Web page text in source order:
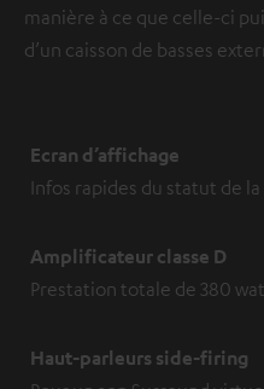
manière à ce que celle-ci
d’un caisson de basses
Ecran d’affichage
Infos rapides du statut de
Amplificateur classe D
Prestation totale de 380
Haut-parleurs side-firing